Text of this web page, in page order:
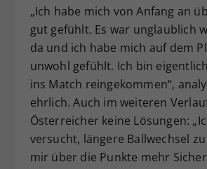
„Ich habe mich von Anfang an
gut gefühlt. Es war unglaublich
da und ich habe mich auf dem
unwohl gefühlt. Ich bin
ins Match reingekommen“,
ehrlich. Auch im weiteren
Österreicher keine Lösungen:
versucht, längere Ballwechsel
mir über die Punkte mehr